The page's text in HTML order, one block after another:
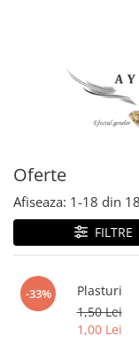
Individuale - 20 linii
Individuale - 6 linii
Mix - 6 linii
Ombre individuale -
Oferte
Afiseaza: 1-18 din 18
FILTRE
-33%
Plasturi
1,50 Lei
1,00 Lei